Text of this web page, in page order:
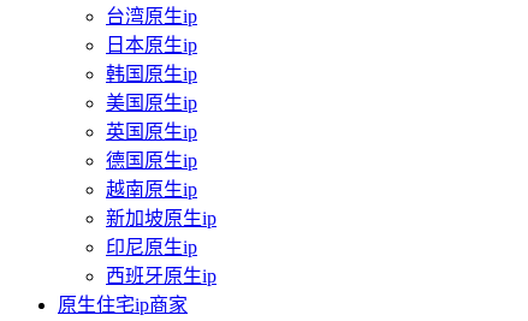
台湾原生ip
日本原生ip
韩国原生ip
美国原生ip
英国原生ip
德国原生ip
越南原生ip
新加坡原生ip
印尼原生ip
西班牙原生ip
原生住宅ip商家